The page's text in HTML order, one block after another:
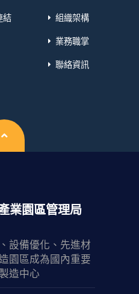
結 組織架構
業務職掌
聯絡資訊
業園區管理局
設備優化、先進材
園區成為國內重要
造中心